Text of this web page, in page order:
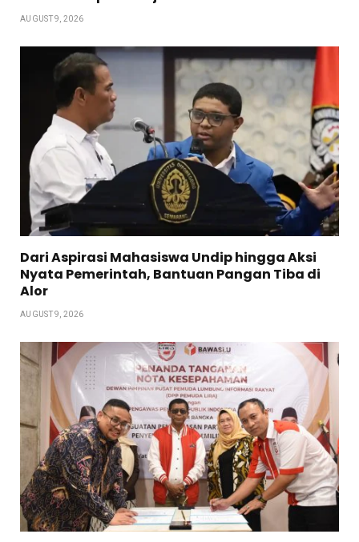
AUGUST 9, 2026
Dari Aspirasi Mahasiswa Undip hingga Aksi
Nyata Pemerintah, Bantuan Pangan Tiba di
Alor
AUGUST 9, 2026